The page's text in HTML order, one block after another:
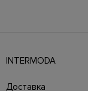
INTERMODA
брендов на 4
Доставка